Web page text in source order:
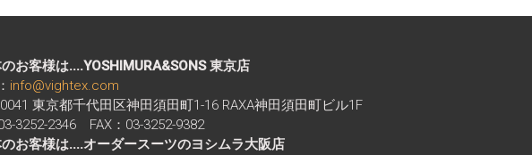
お客様は....YOSHIMURA&SONS 東京店
info@vightex.com
東京都千代田区神田須田町1-16 RAXA神田須田町ビル1F
3252-2346 FAX：03-3252-9382
お客様は....オーダースーツのヨシムラ大阪店